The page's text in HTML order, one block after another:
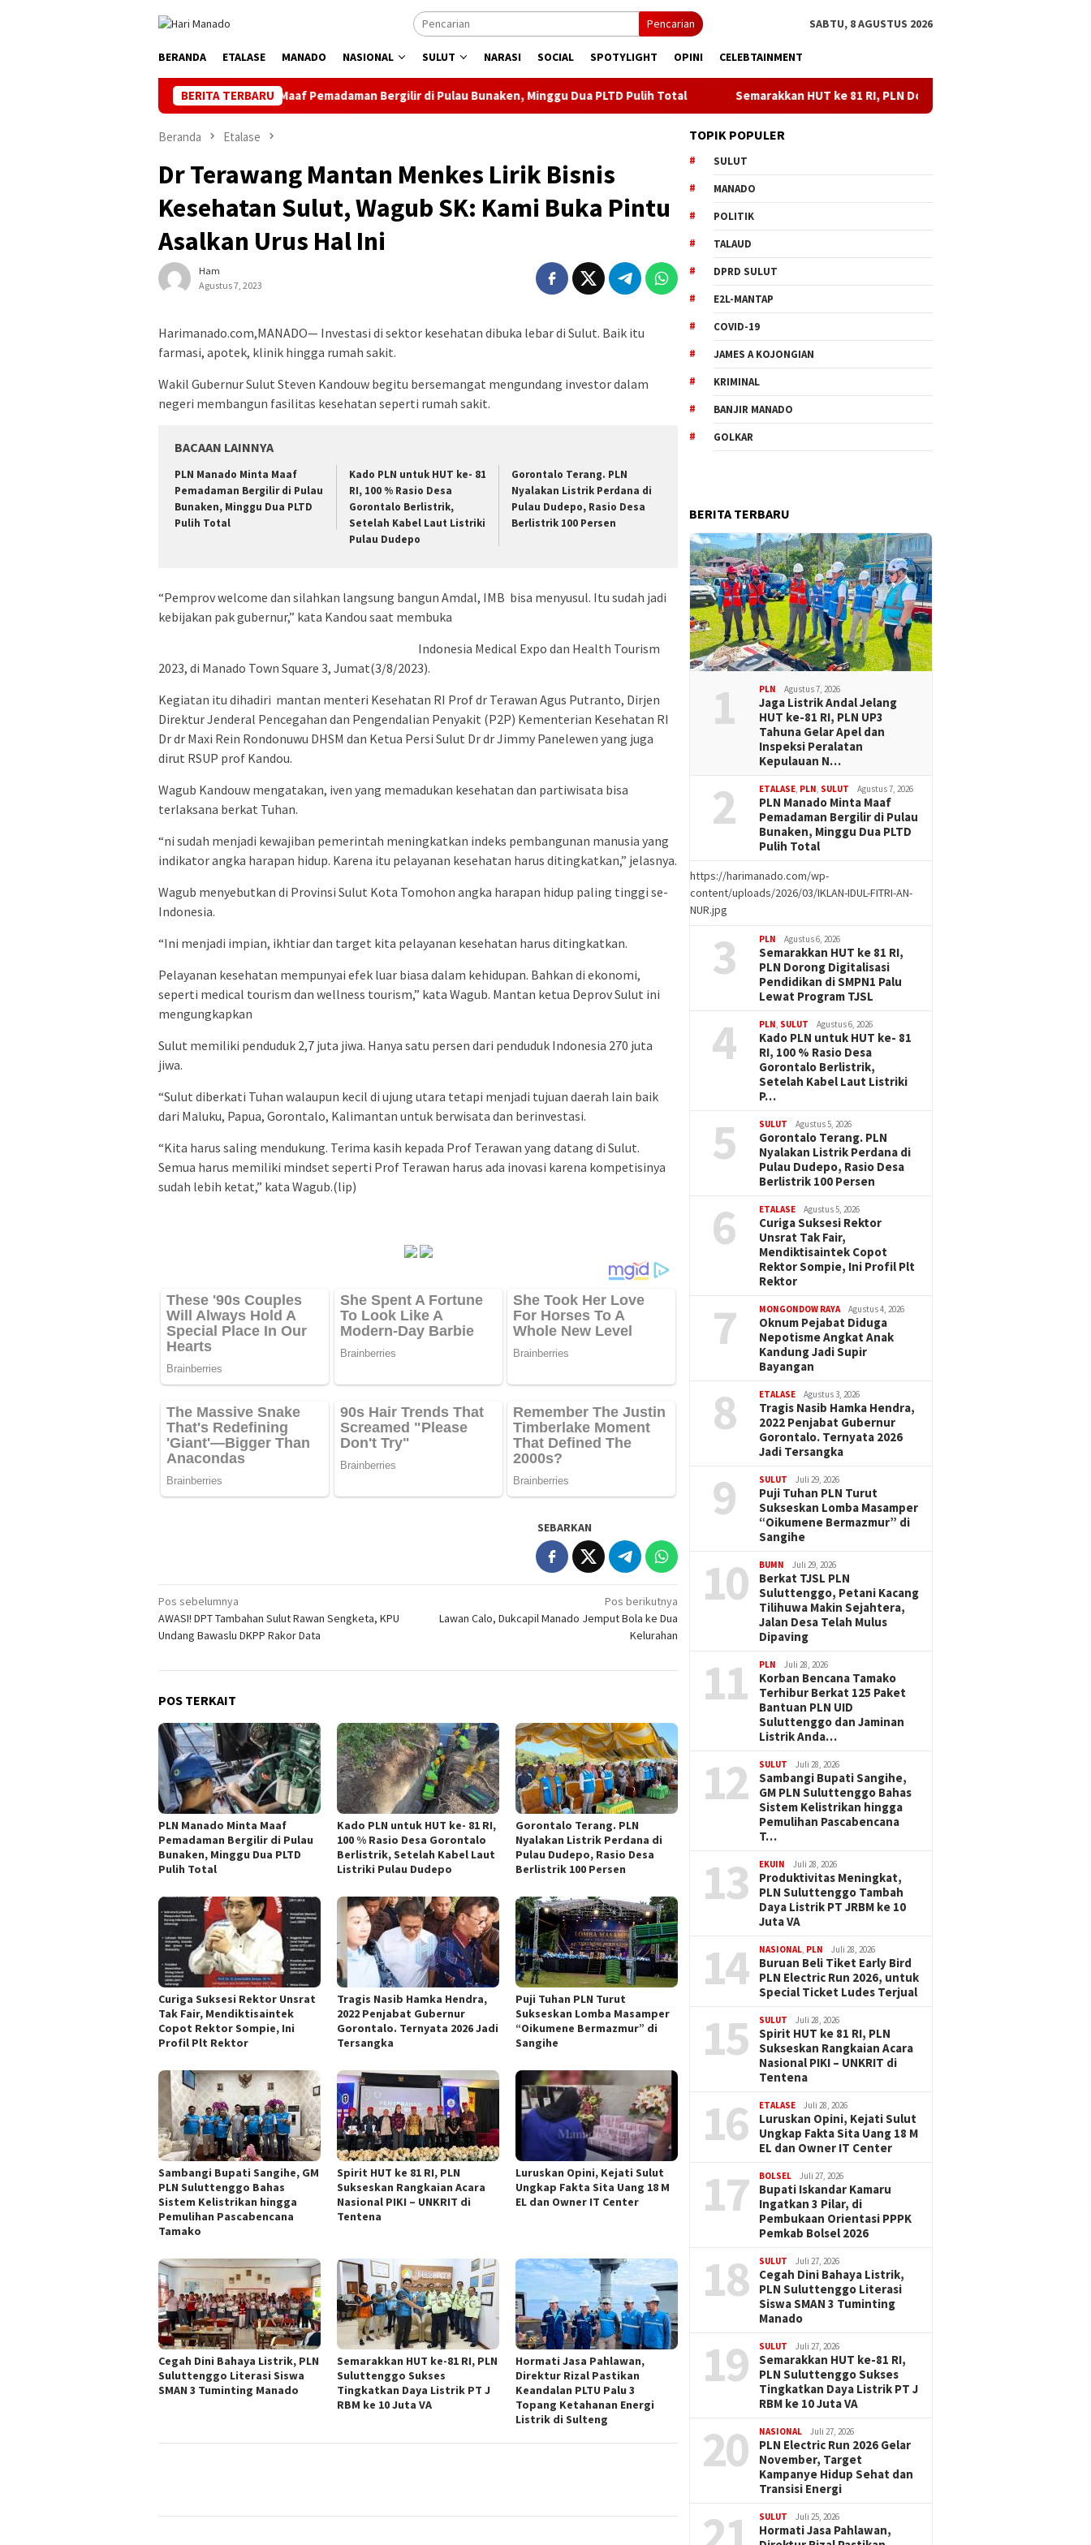
Pencarian SABTU, 8 AGUSTUS 2026
BERANDA ETALASE MANADO NASIONAL SULUT NARASI SOCIAL SPOTYLIGHT OPINI CELEBTAINMENT
BERITA TERBARU
PLN Manado Minta Maaf Pemadaman Bergilir di Pulau Bunaken, Minggu Dua PLTD Pulih Total Semarakkan HUT ke 81 RI, PLN Dorong Digitalisasi Pendidikan di SMPN1 Palu
Beranda Etalase
Dr Terawang Mantan Menkes Lirik Bisnis
Kesehatan Sulut, Wagub SK: Kami Buka Pintu
Asalkan Urus Hal Ini
Ham
Agustus 7, 2023
Harimanado.com,MANADO— Investasi di sektor kesehatan dibuka lebar di Sulut. Baik itu
farmasi, apotek, klinik hingga rumah sakit.
Wakil Gubernur Sulut Steven Kandouw begitu bersemangat mengundang investor dalam
negeri membangun fasilitas kesehatan seperti rumah sakit.
BACAAN LAINNYA
PLN Manado Minta Maaf
Pemadaman Bergilir di Pulau
Bunaken, Minggu Dua PLTD
Pulih Total
Kado PLN untuk HUT ke- 81
RI, 100 % Rasio Desa
Gorontalo Berlistrik,
Setelah Kabel Laut Listriki
Pulau Dudepo
Gorontalo Terang. PLN
Nyalakan Listrik Perdana di
Pulau Dudepo, Rasio Desa
Berlistrik 100 Persen
“Pemprov welcome dan silahkan langsung bangun Amdal, IMB bisa menyusul. Itu sudah jadi
kebijakan pak gubernur,” kata Kandou saat membuka
Indonesia Medical Expo dan Health Tourism
2023, di Manado Town Square 3, Jumat(3/8/2023).
Kegiatan itu dihadiri mantan menteri Kesehatan RI Prof dr Terawan Agus Putranto, Dirjen
Direktur Jenderal Pencegahan dan Pengendalian Penyakit (P2P) Kementerian Kesehatan RI
Dr dr Maxi Rein Rondonuwu DHSM dan Ketua Persi Sulut Dr dr Jimmy Panelewen yang juga
dirut RSUP prof Kandou.
Wagub Kandouw mengatakan, iven yang memadukan kesehatan dan partiwisata bisa
terlaksana berkat Tuhan.
“ni sudah menjadi kewajiban pemerintah meningkatkan indeks pembangunan manusia yang
indikator angka harapan hidup. Karena itu pelayanan kesehatan harus ditingkatkan,” jelasnya.
Wagub menyebutkan di Provinsi Sulut Kota Tomohon angka harapan hidup paling tinggi se-
Indonesia.
“Ini menjadi impian, ikhtiar dan target kita pelayanan kesehatan harus ditingkatkan.
Pelayanan kesehatan mempunyai efek luar biasa dalam kehidupan. Bahkan di ekonomi,
seperti medical tourism dan wellness tourism,” kata Wagub. Mantan ketua Deprov Sulut ini
mengungkapkan
Sulut memiliki penduduk 2,7 juta jiwa. Hanya satu persen dari penduduk Indonesia 270 juta
jiwa.
“Sulut diberkati Tuhan walaupun kecil di ujung utara tetapi menjadi tujuan daerah lain baik
dari Maluku, Papua, Gorontalo, Kalimantan untuk berwisata dan berinvestasi.
“Kita harus saling mendukung. Terima kasih kepada Prof Terawan yang datang di Sulut.
Semua harus memiliki mindset seperti Prof Terawan harus ada inovasi karena kompetisinya
sudah lebih ketat,” kata Wagub.(lip)
SEBARKAN
Navigasi
pos
Pos sebelumnya
AWASI! DPT Tambahan Sulut Rawan Sengketa, KPU
Undang Bawaslu DKPP Rakor Data
Pos berikutnya
Lawan Calo, Dukcapil Manado Jemput Bola ke Dua
Kelurahan
POS TERKAIT
PLN Manado Minta Maaf
Pemadaman Bergilir di Pulau
Bunaken, Minggu Dua PLTD
Pulih Total
Kado PLN untuk HUT ke- 81 RI,
100 % Rasio Desa Gorontalo
Berlistrik, Setelah Kabel Laut
Listriki Pulau Dudepo
Gorontalo Terang. PLN
Nyalakan Listrik Perdana di
Pulau Dudepo, Rasio Desa
Berlistrik 100 Persen
Curiga Suksesi Rektor Unsrat
Tak Fair, Mendiktisaintek
Copot Rektor Sompie, Ini
Profil Plt Rektor
Tragis Nasib Hamka Hendra,
2022 Penjabat Gubernur
Gorontalo. Ternyata 2026 Jadi
Tersangka
Puji Tuhan PLN Turut
Sukseskan Lomba Masamper
“Oikumene Bermazmur” di
Sangihe
Sambangi Bupati Sangihe, GM
PLN Suluttenggo Bahas
Sistem Kelistrikan hingga
Pemulihan Pascabencana
Tamako
Spirit HUT ke 81 RI, PLN
Sukseskan Rangkaian Acara
Nasional PIKI – UNKRIT di
Tentena
Luruskan Opini, Kejati Sulut
Ungkap Fakta Sita Uang 18 M
EL dan Owner IT Center
Cegah Dini Bahaya Listrik, PLN
Suluttenggo Literasi Siswa
SMAN 3 Tuminting Manado
Semarakkan HUT ke-81 RI, PLN
Suluttenggo Sukses
Tingkatkan Daya Listrik PT J
RBM ke 10 Juta VA
Hormati Jasa Pahlawan,
Direktur Rizal Pastikan
Keandalan PLTU Palu 3
Topang Ketahanan Energi
Listrik di Sulteng
TOPIK POPULER
SULUT
MANADO
POLITIK
TALAUD
DPRD SULUT
E2L-MANTAP
COVID-19
JAMES A KOJONGIAN
KRIMINAL
BANJIR MANADO
GOLKAR
BERITA TERBARU
1 PLN Agustus 7, 2026
Jaga Listrik Andal Jelang
HUT ke-81 RI, PLN UP3
Tahuna Gelar Apel dan
Inspeksi Peralatan
Kepulauan N…
2 ETALASE PLN SULUT Agustus 7, 2026
PLN Manado Minta Maaf
Pemadaman Bergilir di Pulau
Bunaken, Minggu Dua PLTD
Pulih Total
https://harimanado.com/wp-
content/uploads/2026/03/IKLAN-IDUL-FITRI-AN-
NUR.jpg
3 PLN Agustus 6, 2026
Semarakkan HUT ke 81 RI,
PLN Dorong Digitalisasi
Pendidikan di SMPN1 Palu
Lewat Program TJSL
4 PLN SULUT Agustus 6, 2026
Kado PLN untuk HUT ke- 81
RI, 100 % Rasio Desa
Gorontalo Berlistrik,
Setelah Kabel Laut Listriki
P…
5 SULUT Agustus 5, 2026
Gorontalo Terang. PLN
Nyalakan Listrik Perdana di
Pulau Dudepo, Rasio Desa
Berlistrik 100 Persen
6 ETALASE Agustus 5, 2026
Curiga Suksesi Rektor
Unsrat Tak Fair,
Mendiktisaintek Copot
Rektor Sompie, Ini Profil Plt
Rektor
7 MONGONDOW RAYA Agustus 4, 2026
Oknum Pejabat Diduga
Nepotisme Angkat Anak
Kandung Jadi Supir
Bayangan
8 ETALASE Agustus 3, 2026
Tragis Nasib Hamka Hendra,
2022 Penjabat Gubernur
Gorontalo. Ternyata 2026
Jadi Tersangka
9 SULUT Juli 29, 2026
Puji Tuhan PLN Turut
Sukseskan Lomba Masamper
“Oikumene Bermazmur” di
Sangihe
10 BUMN Juli 29, 2026
Berkat TJSL PLN
Suluttenggo, Petani Kacang
Tilihuwa Makin Sejahtera,
Jalan Desa Telah Mulus
Dipaving
11 PLN Juli 28, 2026
Korban Bencana Tamako
Terhibur Berkat 125 Paket
Bantuan PLN UID
Suluttenggo dan Jaminan
Listrik Anda…
12 SULUT Juli 28, 2026
Sambangi Bupati Sangihe,
GM PLN Suluttenggo Bahas
Sistem Kelistrikan hingga
Pemulihan Pascabencana
T…
13 EKUIN Juli 28, 2026
Produktivitas Meningkat,
PLN Suluttenggo Tambah
Daya Listrik PT JRBM ke 10
Juta VA
14 NASIONAL PLN Juli 28, 2026
Buruan Beli Tiket Early Bird
PLN Electric Run 2026, untuk
Special Ticket Ludes Terjual
15 SULUT Juli 28, 2026
Spirit HUT ke 81 RI, PLN
Sukseskan Rangkaian Acara
Nasional PIKI – UNKRIT di
Tentena
16 ETALASE Juli 28, 2026
Luruskan Opini, Kejati Sulut
Ungkap Fakta Sita Uang 18 M
EL dan Owner IT Center
17 BOLSEL Juli 27, 2026
Bupati Iskandar Kamaru
Ingatkan 3 Pilar, di
Pembukaan Orientasi PPPK
Pemkab Bolsel 2026
18 SULUT Juli 27, 2026
Cegah Dini Bahaya Listrik,
PLN Suluttenggo Literasi
Siswa SMAN 3 Tuminting
Manado
19 SULUT Juli 27, 2026
Semarakkan HUT ke-81 RI,
PLN Suluttenggo Sukses
Tingkatkan Daya Listrik PT J
RBM ke 10 Juta VA
20 NASIONAL Juli 27, 2026
PLN Electric Run 2026 Gelar
November, Target
Kampanye Hidup Sehat dan
Transisi Energi
SULUT Juli 25, 2026
Hormati Jasa Pahlawan,